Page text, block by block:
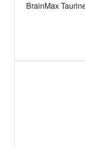
BrainMax